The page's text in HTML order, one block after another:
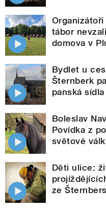
tábor
domova v
Bydlet u
Šternberk
panská
Boleslav
Povídka z
světové
Děti ulice:
ze